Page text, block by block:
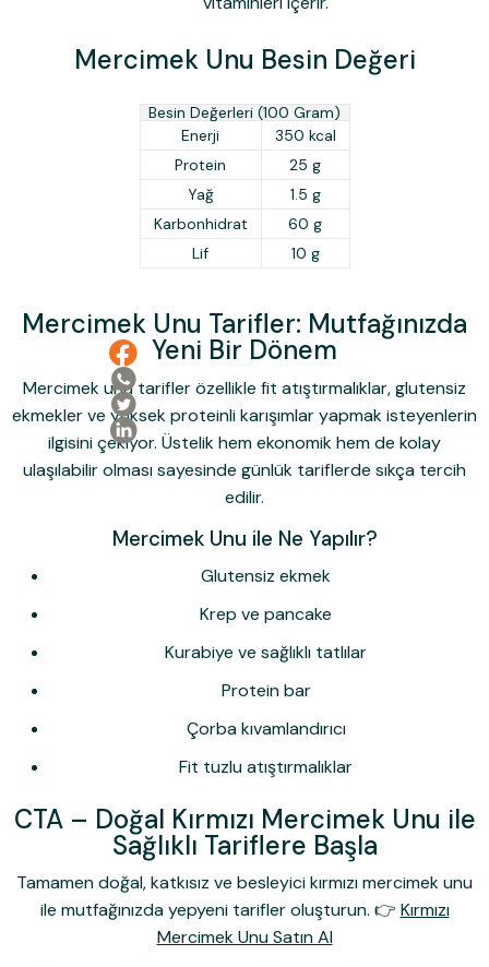
Mercimek Unu Besin Değeri
Besin Değerleri (100 Gram)
Enerji
350 kcal
Protein
25 g
Yağ
1.5 g
Karbonhidrat
60 g
Lif
10 g
Mercimek Unu Tarifler: Mutfağınızda
Yeni Bir Dönem
Mercimek unu tariflerözellikle fit atıştırmalıklar, glutensiz
ekmekler ve yüksek proteinli karışımlar yapmak isteyenlerin
ilgisini çekiyor. Üstelik hem ekonomik hem de kolay
ulaşılabilir olması sayesinde günlük tariflerde sıkça tercih
edilir.
Mercimek Unu ile Ne Yapılır?
Glutensiz ekmek
Krep ve pancake
Kurabiye ve sağlıklı tatlılar
Protein bar
Çorba kıvamlandırıcı
Fit tuzlu atıştırmalıklar
CTA – Doğal Kırmızı Mercimek Unu ile
Sağlıklı Tariflere Başla
Tamamen doğal, katkısız ve besleyicikırmızı mercimek unu
ile mutfağınızda yepyeni tarifler oluşturun. 👉 Kırmızı
Mercimek Unu Satın Al